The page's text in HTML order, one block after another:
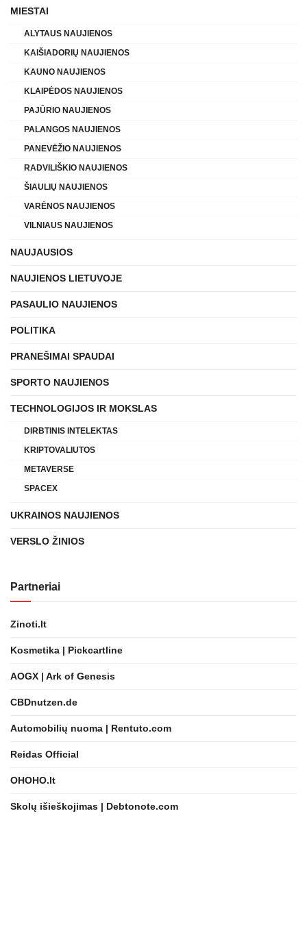
MIESTAI
ALYTAUS NAUJIENOS
KAIŠIADORIŲ NAUJIENOS
KAUNO NAUJIENOS
KLAIPĖDOS NAUJIENOS
PAJŪRIO NAUJIENOS
PALANGOS NAUJIENOS
PANEVĖŽIO NAUJIENOS
RADVILIŠKIO NAUJIENOS
ŠIAULIŲ NAUJIENOS
VARĖNOS NAUJIENOS
VILNIAUS NAUJIENOS
NAUJAUSIOS
NAUJIENOS LIETUVOJE
PASAULIO NAUJIENOS
POLITIKA
PRANEŠIMAI SPAUDAI
SPORTO NAUJIENOS
TECHNOLOGIJOS IR MOKSLAS
DIRBTINIS INTELEKTAS
KRIPTOVALIUTOS
METAVERSE
SPACEX
UKRAINOS NAUJIENOS
VERSLO ŽINIOS
Partneriai
Zinoti.lt
Kosmetika | Pickcartline
AOGX | Ark of Genesis
CBDnutzen.de
Automobilių nuoma | Rentuto.com
Reidas Official
OHOHO.lt
Skolų išieškojimas | Debtonote.com